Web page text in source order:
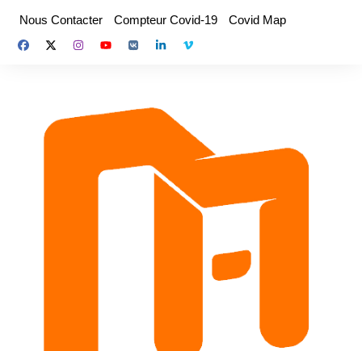
contenu
Nous Contacter Compteur Covid-19 Covid Map